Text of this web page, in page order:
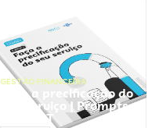
GESTÃO FINANCEIRA
Faça a precificação do
seu serviço | Prompts
ChatGPT